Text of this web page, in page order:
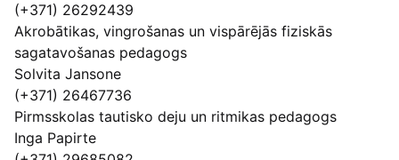
(+371) 26292439
Akrobātikas, vingrošanas un vispārējās fiziskās
sagatavošanas pedagogs
Solvita Jansone
(+371) 26467736
Pirmsskolas tautisko deju un ritmikas pedagogs
Inga Papirte